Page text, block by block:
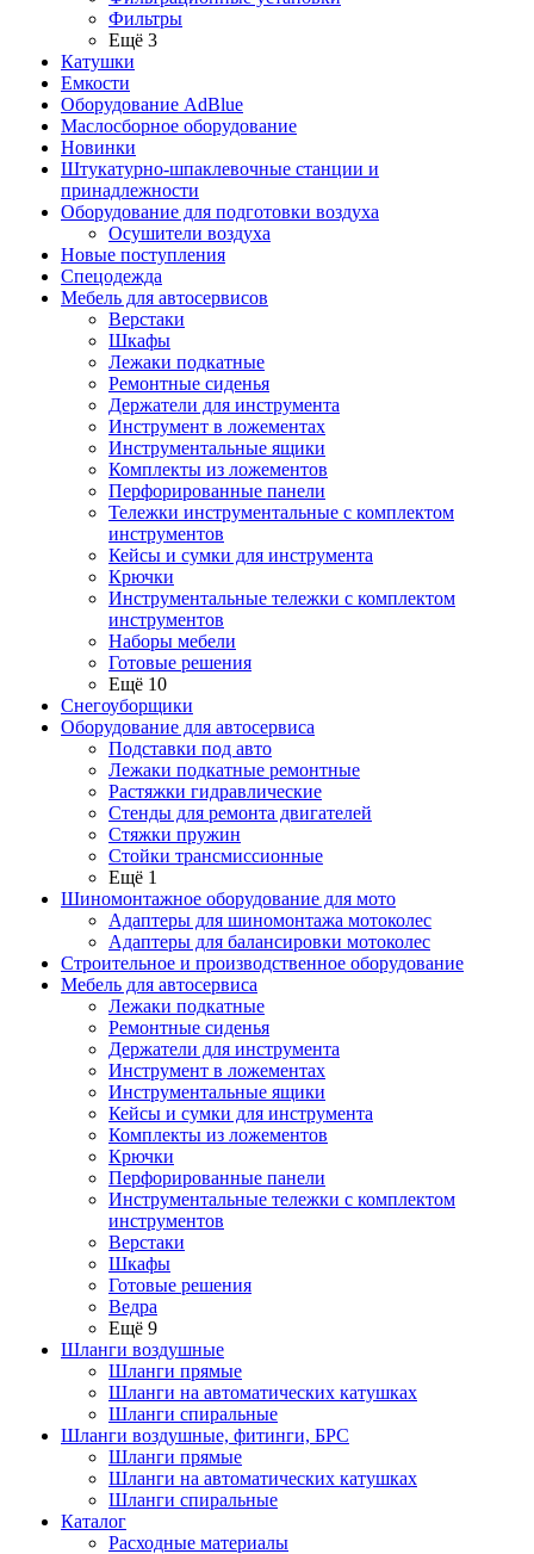
Фильтры
Ещё 3
Катушки
Емкости
Оборудование AdBlue
Маслосборное оборудование
Новинки
Штукатурно-шпаклевочные станции и
принадлежности
Оборудование для подготовки воздуха
Осушители воздуха
Новые поступления
Спецодежда
Мебель для автосервисов
Верстаки
Шкафы
Лежаки подкатные
Ремонтные сиденья
Держатели для инструмента
Инструмент в ложементах
Инструментальные ящики
Комплекты из ложементов
Перфорированные панели
Тележки инструментальные с комплектом
инструментов
Кейсы и сумки для инструмента
Крючки
Инструментальные тележки с комплектом
инструментов
Наборы мебели
Готовые решения
Ещё 10
Снегоуборщики
Оборудование для автосервиса
Подставки под авто
Лежаки подкатные ремонтные
Растяжки гидравлические
Стенды для ремонта двигателей
Стяжки пружин
Стойки трансмиссионные
Ещё 1
Шиномонтажное оборудование для мото
Адаптеры для шиномонтажа мотоколес
Адаптеры для балансировки мотоколес
Строительное и производственное оборудование
Мебель для автосервиса
Лежаки подкатные
Ремонтные сиденья
Держатели для инструмента
Инструмент в ложементах
Инструментальные ящики
Кейсы и сумки для инструмента
Комплекты из ложементов
Крючки
Перфорированные панели
Инструментальные тележки с комплектом
инструментов
Верстаки
Шкафы
Готовые решения
Ведра
Ещё 9
Шланги воздушные
Шланги прямые
Шланги на автоматических катушках
Шланги спиральные
Шланги воздушные, фитинги, БРС
Шланги прямые
Шланги на автоматических катушках
Шланги спиральные
Каталог
Расходные материалы